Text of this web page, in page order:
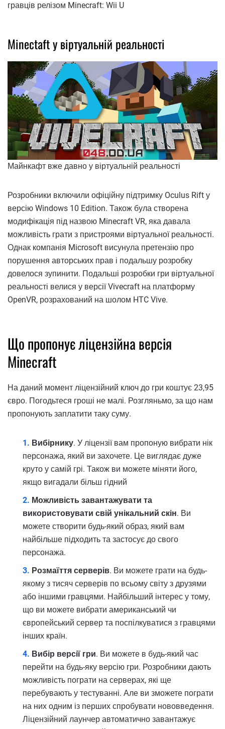
гравців релізом Minecraft: Wii U
Minectaft у віртуальній реальності
Майнкафт вже давно у віртуальній реальності
Розробники включили офіційну підтримку Oculus Rift у
версію Windows 10 Edition. Також була створена
модифікація під назвою Minecraft VR, яка давала
можливість грати з пристроями віртуальної реальності.
Однак компанія Microsoft висунула претензію про
порушення авторських прав і подальшу розробку
довелося зупинити. Подальші розробки гри віртуальної
реальності велися у версії Vivecraft на платформу
OpenVR, розрахований на шолом HTC Vive.
Що пропонує ліцензійна версія
Minecraft
На даний момент ліцензійний ключ до гри коштує 23,95
євро. Погодьтеся гроші не малі. Розгляньмо, за що нам
пропонують заплатити таку суму.
Вибірнику. У ліцензії вам пропоную вибрати нік
персонажа, який ви захочете. Це виглядає дуже
круто у самій грі. Також ви можете міняти його,
якщо вигадали більш гідний
Можливість завантажувати та
використовувати свій унікальний скін. Ви
можете створити будь-який образ, який вам
найбільше підходить та застосує до свого
персонажа.
Розмаїття серверів. Ви можете грати на будь-
якому з тисяч серверів по всьому світу з друзями
або іншими гравцями. Найбільший інтерес у тому,
що ви можете вибрати американський чи
європейський сервер та поспілкуватися з гравцями
інших країн.
Вибір версії гри. Ви можете в будь-який час
перейти на будь-яку версію гри. Розробники дають
можливість пограти на серверах, які ще
перебувають у тестуванні. Але ви зможете пограти
на них одним із перших спробувати нововведення.
Ліцензійний лаунчер автоматично завантажує